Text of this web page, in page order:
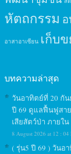
หัตถกรรม
อาสาอาเซียน เก็บ
บทความล่าสุด
วันอาทิตย์ที่ 20 กัน
ปี 69 ดูแลฟื้นฟูสา
เสียสัตว์ป่า ภายใ
8 August 2026 at 12 : 04
( รุ่น5 ปี 69 ) วันอ